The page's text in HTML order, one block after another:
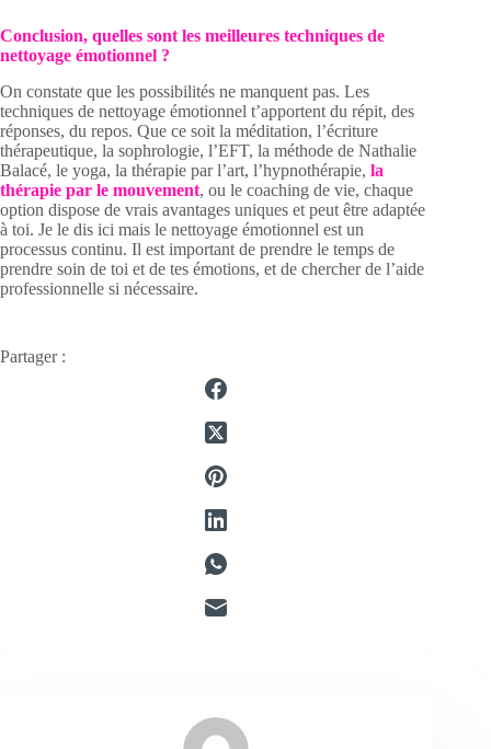
Conclusion, quelles sont les meilleures techniques de
nettoyage émotionnel ?
On constate que les possibilités ne manquent pas. Les
techniques de nettoyage émotionnel t’apportent du répit, des
réponses, du repos. Que ce soit la méditation, l’écriture
thérapeutique, la sophrologie, l’EFT, la méthode de Nathalie
Balacé, le yoga, la thérapie par l’art, l’hypnothérapie, la
thérapie par le mouvement, ou le coaching de vie, chaque
option dispose de vrais avantages uniques et peut être adaptée
à toi. Je le dis ici mais le nettoyage émotionnel est un
processus continu. Il est important de prendre le temps de
prendre soin de toi et de tes émotions, et de chercher de l’aide
professionnelle si nécessaire.
Partager :